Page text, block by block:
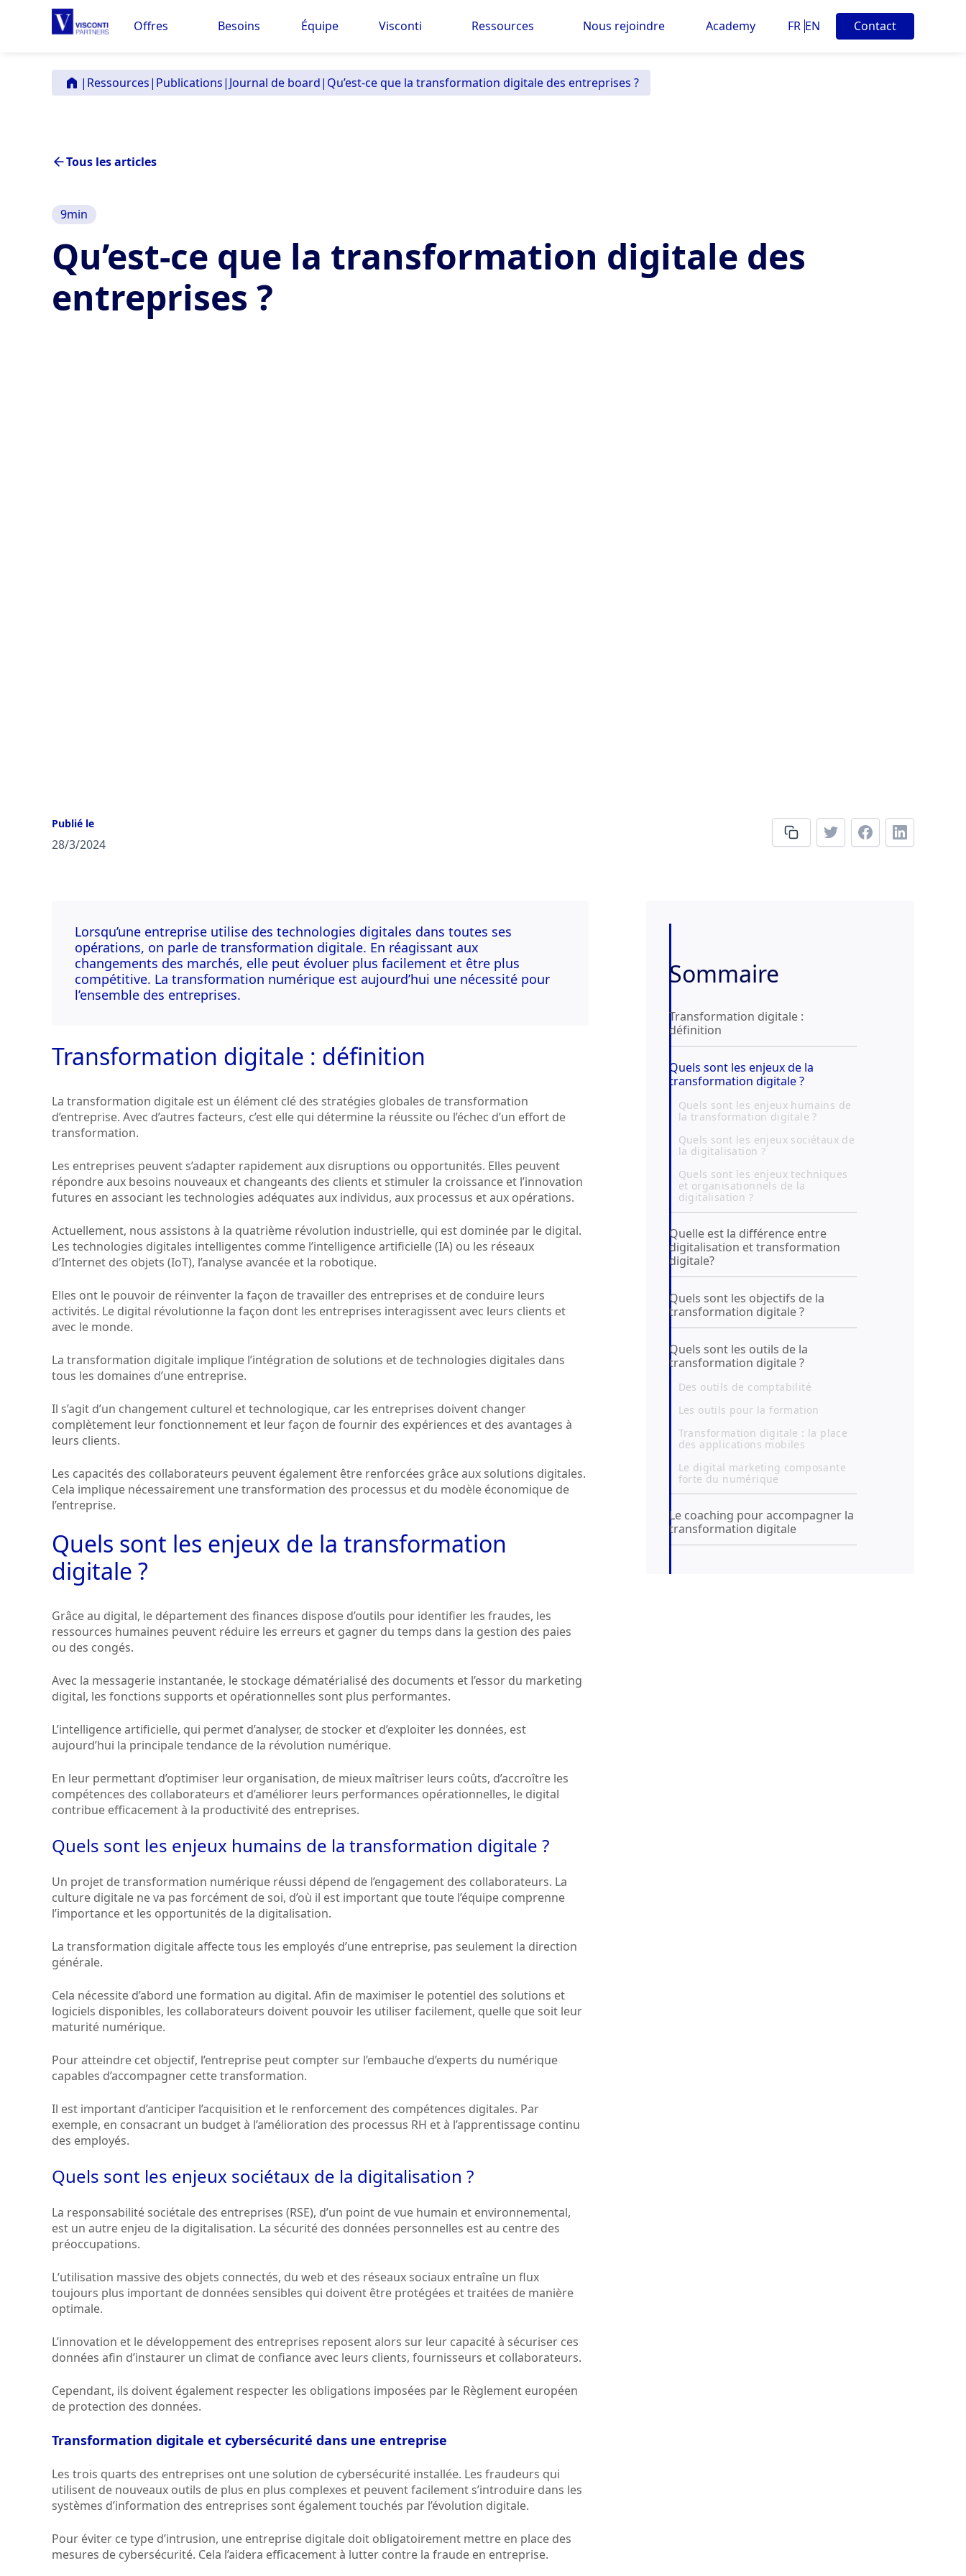
Offres Besoins Équipe Visconti Ressources Nous rejoindre Academy FR EN Contact
| Ressources| Publications| Journal de board| Qu’est-ce que la transformation digitale des entreprises ?
Tous les articles
9min
Qu’est-ce que la transformation digitale des
entreprises ?
Publié le
28/3/2024
Lorsqu’une entreprise utilise des technologies digitales dans toutes ses
opérations, on parle de transformation digitale. En réagissant aux
changements des marchés, elle peut évoluer plus facilement et être plus
compétitive. La transformation numérique est aujourd’hui une nécessité pour
l’ensemble des entreprises.
Transformation digitale : définition
La transformation digitale est un élément clé des stratégies globales de transformation
d’entreprise. Avec d’autres facteurs, c’est elle qui détermine la réussite ou l’échec d’un effort de
transformation.
Les entreprises peuvent s’adapter rapidement aux disruptions ou opportunités. Elles peuvent
répondre aux besoins nouveaux et changeants des clients et stimuler la croissance et l’innovation
futures en associant les technologies adéquates aux individus, aux processus et aux opérations.
Actuellement, nous assistons à la quatrième révolution industrielle, qui est dominée par le digital.
Les technologies digitales intelligentes comme l’intelligence artificielle (IA) ou les réseaux
d’Internet des objets (IoT), l’analyse avancée et la robotique.
Elles ont le pouvoir de réinventer la façon de travailler des entreprises et de conduire leurs
activités. Le digital révolutionne la façon dont les entreprises interagissent avec leurs clients et
avec le monde.
La transformation digitale implique l’intégration de solutions et de technologies digitales dans
tous les domaines d’une entreprise.
Il s’agit d’un changement culturel et technologique, car les entreprises doivent changer
complètement leur fonctionnement et leur façon de fournir des expériences et des avantages à
leurs clients.
Les capacités des collaborateurs peuvent également être renforcées grâce aux solutions digitales.
Cela implique nécessairement une transformation des processus et du modèle économique de
l’entreprise.
Quels sont les enjeux de la transformation
digitale ?
Grâce au digital, le département des finances dispose d’outils pour identifier les fraudes, les
ressources humaines peuvent réduire les erreurs et gagner du temps dans la gestion des paies
ou des congés.
Avec la messagerie instantanée, le stockage dématérialisé des documents et l’essor du marketing
digital, les fonctions supports et opérationnelles sont plus performantes.
L’intelligence artificielle, qui permet d’analyser, de stocker et d’exploiter les données, est
aujourd’hui la principale tendance de la révolution numérique.
En leur permettant d’optimiser leur organisation, de mieux maîtriser leurs coûts, d’accroître les
compétences des collaborateurs et d’améliorer leurs performances opérationnelles, le digital
contribue efficacement à la productivité des entreprises.
Quels sont les enjeux humains de la transformation digitale ?
Un projet de transformation numérique réussi dépend de l’engagement des collaborateurs. La
culture digitale ne va pas forcément de soi, d’où il est important que toute l’équipe comprenne
l’importance et les opportunités de la digitalisation.
La transformation digitale affecte tous les employés d’une entreprise, pas seulement la direction
générale.
Cela nécessite d’abord une formation au digital. Afin de maximiser le potentiel des solutions et
logiciels disponibles, les collaborateurs doivent pouvoir les utiliser facilement, quelle que soit leur
maturité numérique.
Pour atteindre cet objectif, l’entreprise peut compter sur l’embauche d’experts du numérique
capables d’accompagner cette transformation.
Il est important d’anticiper l’acquisition et le renforcement des compétences digitales. Par
exemple, en consacrant un budget à l’amélioration des processus RH et à l’apprentissage continu
des employés.
Quels sont les enjeux sociétaux de la digitalisation ?
La responsabilité sociétale des entreprises (RSE), d’un point de vue humain et environnemental,
est un autre enjeu de la digitalisation. La sécurité des données personnelles est au centre des
préoccupations.
L‘utilisation massive des objets connectés, du web et des réseaux sociaux entraîne un flux
toujours plus important de données sensibles qui doivent être protégées et traitées de manière
optimale.
L’innovation et le développement des entreprises reposent alors sur leur capacité à sécuriser ces
données afin d’instaurer un climat de confiance avec leurs clients, fournisseurs et collaborateurs.
Cependant, ils doivent également respecter les obligations imposées par le Règlement européen
de protection des données.
Transformation digitale et cybersécurité dans une entreprise
Les trois quarts des entreprises ont une solution de cybersécurité installée. Les fraudeurs qui
utilisent de nouveaux outils de plus en plus complexes et peuvent facilement s’introduire dans les
systèmes d’information des entreprises sont également touchés par l’évolution digitale.
Pour éviter ce type d’intrusion, une entreprise digitale doit obligatoirement mettre en place des
mesures de cybersécurité. Cela l’aidera efficacement à lutter contre la fraude en entreprise.
Sommaire
Transformation digitale :
définition
Quels sont les enjeux de la
transformation digitale ?
Quels sont les enjeux humains de
la transformation digitale ?
Quels sont les enjeux sociétaux de
la digitalisation ?
Quels sont les enjeux techniques
et organisationnels de la
digitalisation ?
Quelle est la différence entre
digitalisation et transformation
digitale?
Quels sont les objectifs de la
transformation digitale ?
Quels sont les outils de la
transformation digitale ?
Des outils de comptabilité
Les outils pour la formation
Transformation digitale : la place
des applications mobiles
Le digital marketing composante
forte du numérique
Le coaching pour accompagner la
transformation digitale